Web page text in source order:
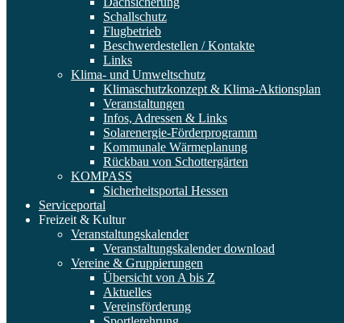
Schallschutz
Flugbetrieb
Beschwerdestellen / Kontakte
Links
Klima- und Umweltschutz
Klimaschutzkonzept & Klima-Aktionsplan
Veranstaltungen
Infos, Adressen & Links
Solarenergie-Förderprogramm
Kommunale Wärmeplanung
Rückbau von Schottergärten
KOMPASS
Sicherheitsportal Hessen
Serviceportal
Freizeit & Kultur
Veranstaltungskalender
Veranstaltungskalender download
Vereine & Gruppierungen
Übersicht von A bis Z
Aktuelles
Vereinsförderung